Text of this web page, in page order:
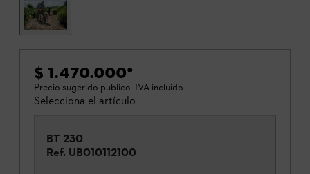
$ 1.470.000*
Precio sugerido publico. IVA incluido.
Selecciona el artículo
BT 230
Ref. UB010112100